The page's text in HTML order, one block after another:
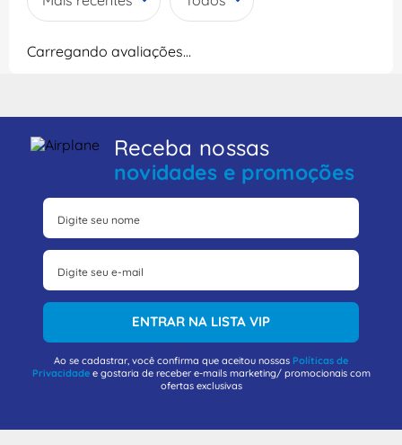
Carregando avaliações…
Receba nossas
novidades e promoções
ENTRAR NA LISTA VIP
Ao se cadastrar, você confirma que aceitou nossas Políticas de
Privacidadee gostaria de receber e-mails marketing/ promocionais com
ofertas exclusivas